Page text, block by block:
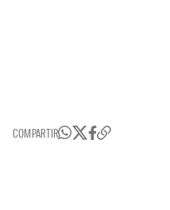
COMPARTIR